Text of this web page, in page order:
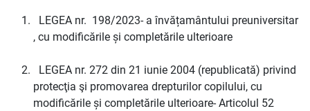
LEGEA nr. 198/2023- a învățamântului preuniversitar
, cu modificările și completările ulterioare
LEGEA nr. 272 din 21 iunie 2004 (republicată) privind
protecţia şi promovarea drepturilor copilului, cu
modificările și completările ulterioare- Articolul 52